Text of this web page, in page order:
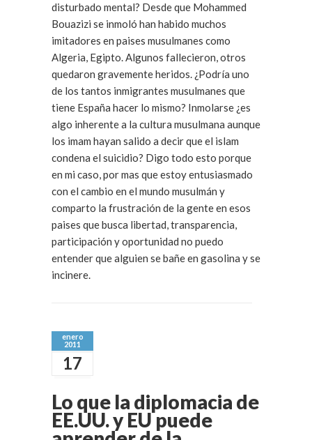
disturbado mental? Desde que Mohammed
Bouazizi se inmoló han habido muchos
imitadores en paises musulmanes como
Algeria, Egipto. Algunos fallecieron, otros
quedaron gravemente heridos. ¿Podría uno
de los tantos inmigrantes musulmanes que
tiene España hacer lo mismo? Inmolarse ¿es
algo inherente a la cultura musulmana aunque
los imam hayan salido a decir que el islam
condena el suicidio? Digo todo esto porque
en mi caso, por mas que estoy entusiasmado
con el cambio en el mundo musulmán y
comparto la frustración de la gente en esos
paises que busca libertad, transparencia,
participación y oportunidad no puedo
entender que alguien se bañe en gasolina y se
incinere.
enero
2011
17
Lo que la diplomacia de
EE.UU. y EU puede